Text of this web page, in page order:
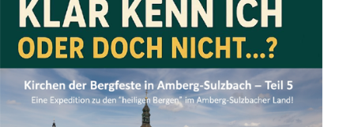
Gummibärchenfraktion.
onTour Clubberer wissen: Gemeinsam fährt sich’s besser.
🚌💬🥂